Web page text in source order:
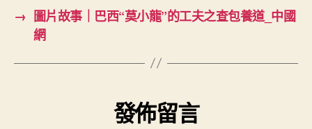
→ 圖片故事｜巴西“莫小龍”的工夫之查包養道_中國
網
發佈留言